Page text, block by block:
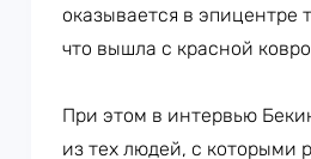
оказывается в эпицентре
что вышла с красной
При этом в интервью
из тех людей, с которыми